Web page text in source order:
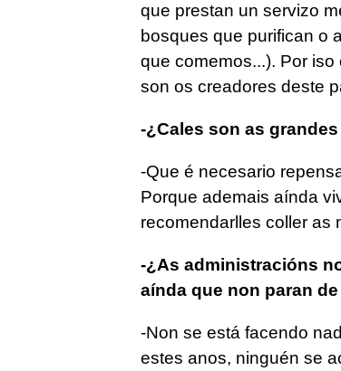
que prestan un servizo
bosques que purifican o
que comemos...). Por
son os creadores deste
-¿Cales son as
-Que é necesario
Porque ademais aínda
recomendarlles coller as
-¿As administracións
aínda que non paran
-Non se está facendo
estes anos, ninguén se